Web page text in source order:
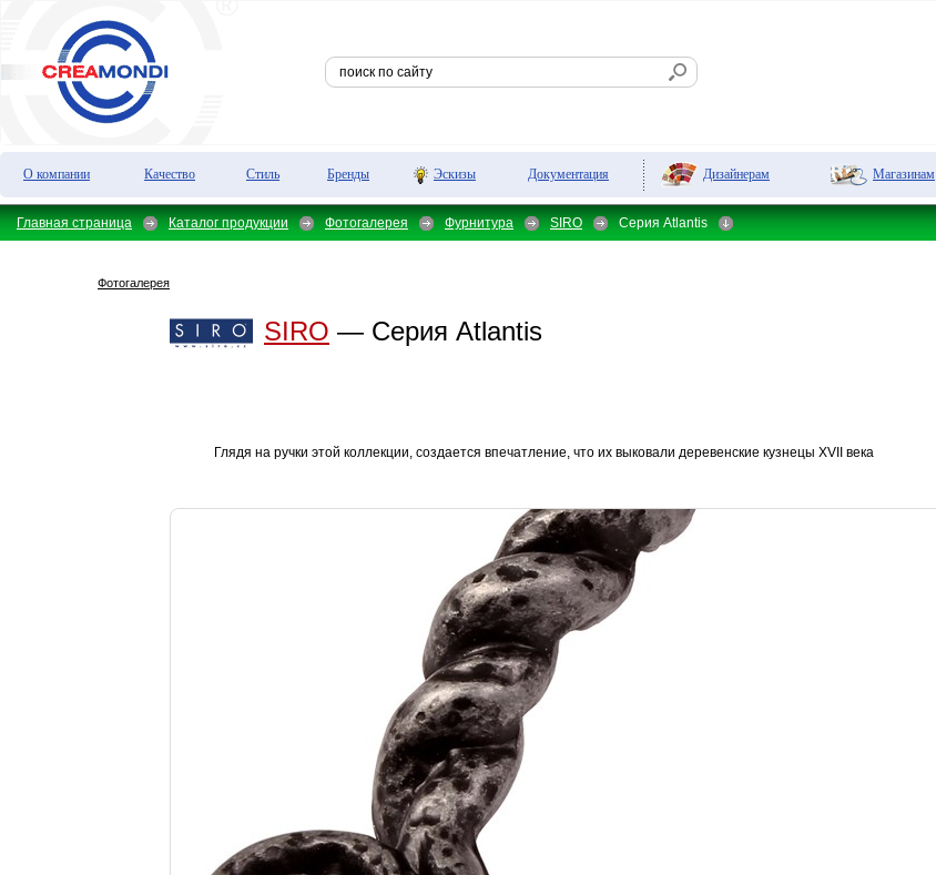
О компании Качество Стиль Бренды Эскизы Документация Дизайнерам Магазинам
Главная страница Каталог продукции Фотогалерея Фурнитура SIRO Серия Atlantis
Фотогалерея
SIRO — Серия Atlantis
Глядя на ручки этой коллекции, создается впечатление, что их выковали деревенские кузнецы XVII века